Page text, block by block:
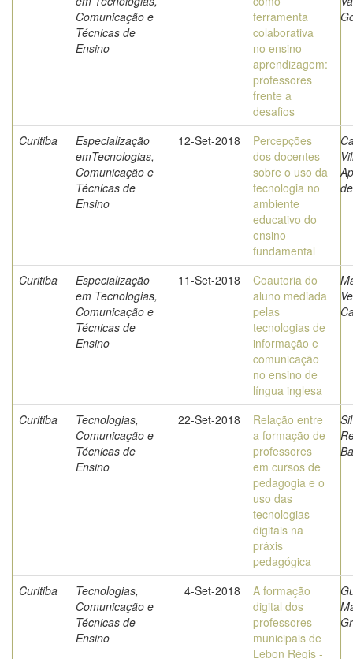
Comunicação e
Técnicas de
Ensino
ferramenta
colaborativa
no ensino-
aprendizagem:
professores
frente a
desafios
Curitiba
Especialização
emTecnologias,
Comunicação e
Técnicas de
Ensino
12-Set-2018
Percepções
dos docentes
sobre o uso da
tecnologia no
ambiente
educativo do
ensino
fundamental
de
Curitiba
Especialização
em Tecnologias,
Comunicação e
Técnicas de
Ensino
11-Set-2018
Coautoria do
aluno mediada
pelas
tecnologias de
informação e
comunicação
no ensino de
língua inglesa
Curitiba
Tecnologias,
Comunicação e
Técnicas de
Ensino
22-Set-2018
Relação entre
a formação de
professores
em cursos de
pedagogia e o
uso das
tecnologias
digitais na
práxis
pedagógica
Curitiba
Tecnologias,
Comunicação e
Técnicas de
Ensino
4-Set-2018
A formação
digital dos
professores
municipais de
Lebon Régis -